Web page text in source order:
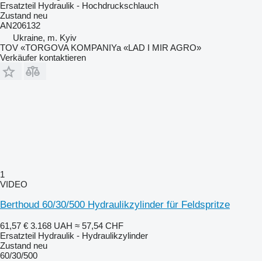
Ersatzteil Hydraulik - Hochdruckschlauch
Zustand neu
AN206132
Ukraine, m. Kyiv
TOV «TORGOVA KOMPANIYa «LAD I MIR AGRO»
Verkäufer kontaktieren
1
VIDEO
Berthoud 60/30/500 Hydraulikzylinder für Feldspritze
61,57 € 3.168 UAH ≈ 57,54 CHF
Ersatzteil Hydraulik - Hydraulikzylinder
Zustand neu
60/30/500